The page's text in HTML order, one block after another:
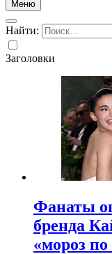
Меню
Найти:
Заголовки
Фанаты
бренда
«мороз